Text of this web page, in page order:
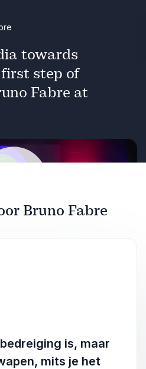
leiden in deze
jouw bedrijf naartoe
versterken.
towards
step of
Fabre at
Bruno Fabre
is, maar
mits je het